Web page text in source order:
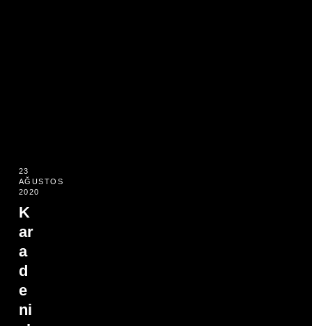
23
AĞUSTOS
2020
K
ar
a
d
e
ni